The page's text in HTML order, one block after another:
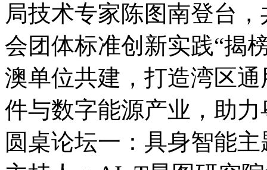
局技术专家陈图南登台
会团体标准创新实践“揭
澳单位共建，打造湾区
件与数字能源产业，助
圆桌论坛一：具身智能主